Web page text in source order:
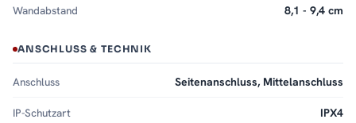
Wandabstand 8,1 - 9,4 cm
ANSCHLUSS & TECHNIK
Anschluss Seitenanschluss, Mittelanschluss
IP-Schutzart IPX4